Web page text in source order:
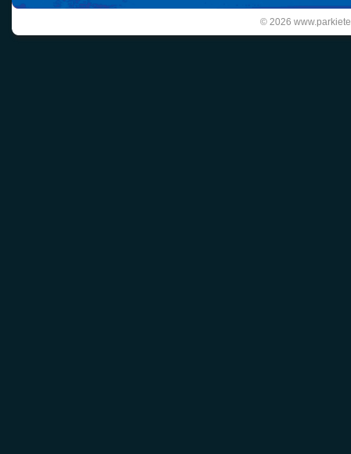
© 2026